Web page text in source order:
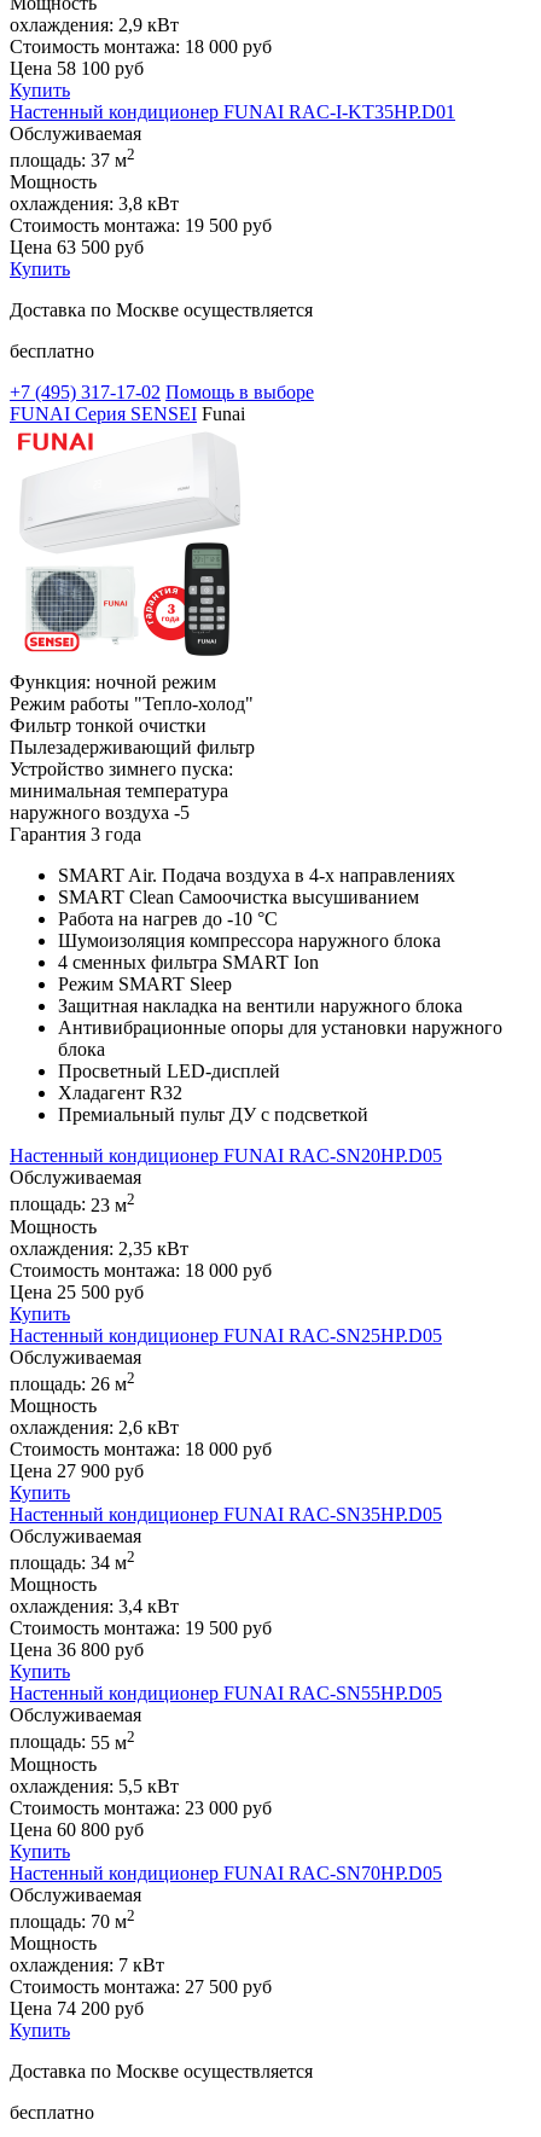
охлаждения: 2,9 кВт
Стоимость монтажа: 18 000 руб
Цена 58 100 руб
Купить
Настенный кондиционер FUNAI RAC-I-KT35HP.D01
Обслуживаемая
площадь: 37 м2
Мощность
охлаждения: 3,8 кВт
Стоимость монтажа: 19 500 руб
Цена 63 500 руб
Купить
Доставка по Москве осуществляется
бесплатно
+7 (495) 317-17-02 Помощь в выборе
FUNAI Серия SENSEI Funai
Функция: ночной режим
Режим работы "Тепло-холод"
Фильтр тонкой очистки
Пылезадерживающий фильтр
Устройство зимнего пуска:
минимальная температура
наружного воздуха -5
Гарантия 3 года
SMART Air. Подача воздуха в 4-х направлениях
SMART Clean Самоочистка высушиванием
Работа на нагрев до -10 °С
Шумоизоляция компрессора наружного блока
4 сменных фильтра SMART Ion
Режим SMART Sleep
Защитная накладка на вентили наружного блока
Антивибрационные опоры для установки наружного
блока
Просветный LED-дисплей
Хладагент R32
Премиальный пульт ДУ с подсветкой
Настенный кондиционер FUNAI RAC-SN20HP.D05
Обслуживаемая
площадь: 23 м2
Мощность
охлаждения: 2,35 кВт
Стоимость монтажа: 18 000 руб
Цена 25 500 руб
Купить
Настенный кондиционер FUNAI RAC-SN25HP.D05
Обслуживаемая
площадь: 26 м2
Мощность
охлаждения: 2,6 кВт
Стоимость монтажа: 18 000 руб
Цена 27 900 руб
Купить
Настенный кондиционер FUNAI RAC-SN35HP.D05
Обслуживаемая
площадь: 34 м2
Мощность
охлаждения: 3,4 кВт
Стоимость монтажа: 19 500 руб
Цена 36 800 руб
Купить
Настенный кондиционер FUNAI RAC-SN55HP.D05
Обслуживаемая
площадь: 55 м2
Мощность
охлаждения: 5,5 кВт
Стоимость монтажа: 23 000 руб
Цена 60 800 руб
Купить
Настенный кондиционер FUNAI RAC-SN70HP.D05
Обслуживаемая
площадь: 70 м2
Мощность
охлаждения: 7 кВт
Стоимость монтажа: 27 500 руб
Цена 74 200 руб
Купить
Доставка по Москве осуществляется
бесплатно